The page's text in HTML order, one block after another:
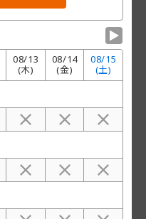
▼
08/13
(木)
08/14
(金)
08/15
(土)